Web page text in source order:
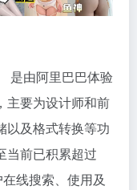
是由阿里巴巴体验
主要为设计师和前
以及格式转换等功
当前已积累超过
线搜索、使用及